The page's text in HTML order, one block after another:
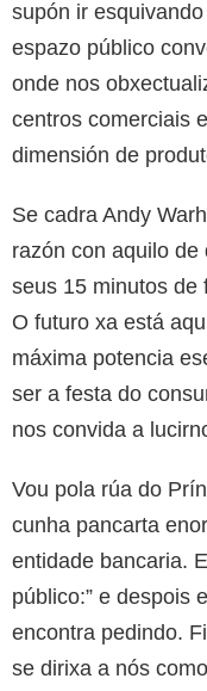
supón ir
espazo público
onde nos
centros comerciais
dimensión de
Se cadra Andy
razón con aquilo
seus 15 minutos de
O futuro xa está
máxima potencia
ser a festa do
nos convida a
Vou pola rúa do
cunha pancarta
entidade bancaria.
público:” e despois
encontra pedindo.
se dirixa a nós